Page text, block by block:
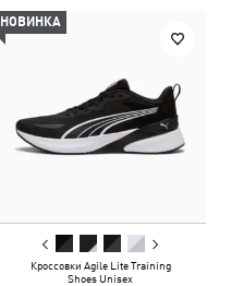
НОВИНКА
Кроссовки Agile Lite Training
Shoes Unisex